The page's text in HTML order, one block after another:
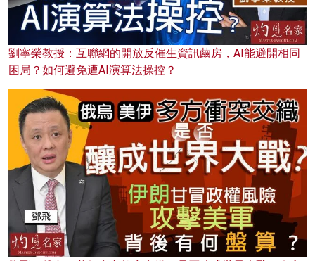
劉寧榮教授：互聯網的開放反催生資訊繭房，AI能避開相同
困局？如何避免遭AI演算法操控？